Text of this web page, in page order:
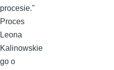
procesie."
Proces
Leona
Kalinowskie
go o